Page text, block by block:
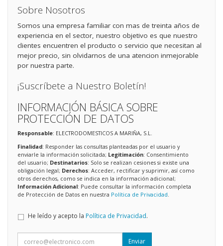
Sobre Nosotros
Somos una empresa familiar con mas de treinta años de
experiencia en el sector, nuestro objetivo es que nuestro
clientes encuentren el producto o servicio que necesitan al
mejor precio, sin olvidarnos de una atencion inmejorable
por nuestra parte.
¡Suscríbete a Nuestro Boletín!
INFORMACIÓN BÁSICA SOBRE
PROTECCIÓN DE DATOS
Responsable: ELECTRODOMESTICOS A MARIÑA, S.L.
Finalidad: Responder las consultas planteadas por el usuario y
enviarle la información solicitada; Legitimación: Consentimiento
del usuario; Destinatarios: Solo se realizan cesiones si existe una
obligación legal; Derechos: Acceder, rectificar y suprimir, así como
otros derechos, como se indica en la información adicional;
Información Adicional: Puede consultar la información completa
de Protección de Datos en nuestra Política de Privacidad
He leído y acepto la Política de Privacidad.
Enviar